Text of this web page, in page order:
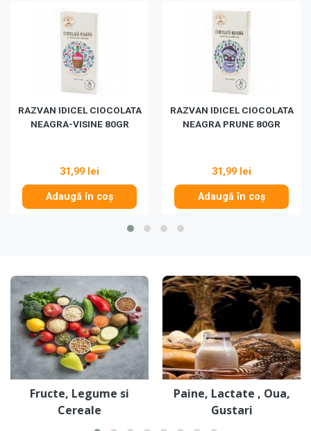
RAZVAN IDICEL CIOCOLATA
NEAGRA-VISINE 80GR
31,99 lei
Adaugă în coș
RAZVAN IDICEL CIOCOLATA
NEAGRA PRUNE 80GR
31,99 lei
Adaugă în coș
Fructe, Legume si
Cereale
Paine, Lactate , Oua,
Gustari